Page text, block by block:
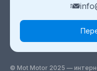
© Mot Motor 2025 —